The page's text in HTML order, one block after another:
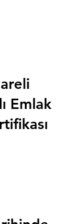
Emlak